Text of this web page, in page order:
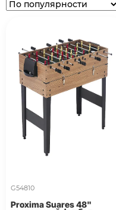
G54810
Proxima Suares 48"